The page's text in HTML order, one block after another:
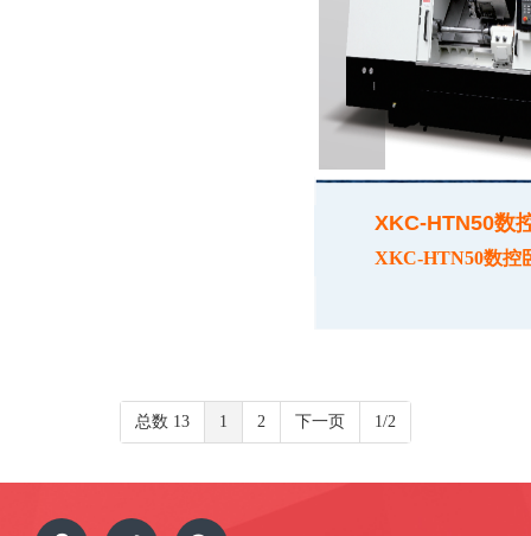
XKC-HTN50数
XKC-HTN50数控
总数 13 1 2 下一页 1/2